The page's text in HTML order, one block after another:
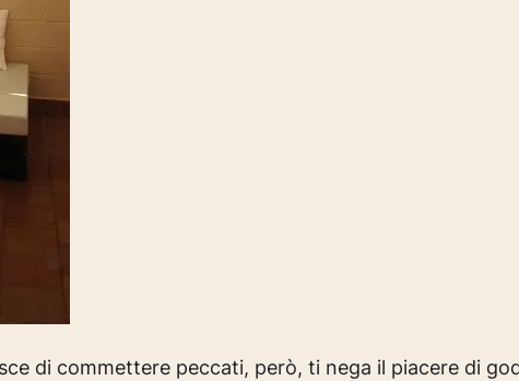
di commettere peccati, però, ti nega il piacere di